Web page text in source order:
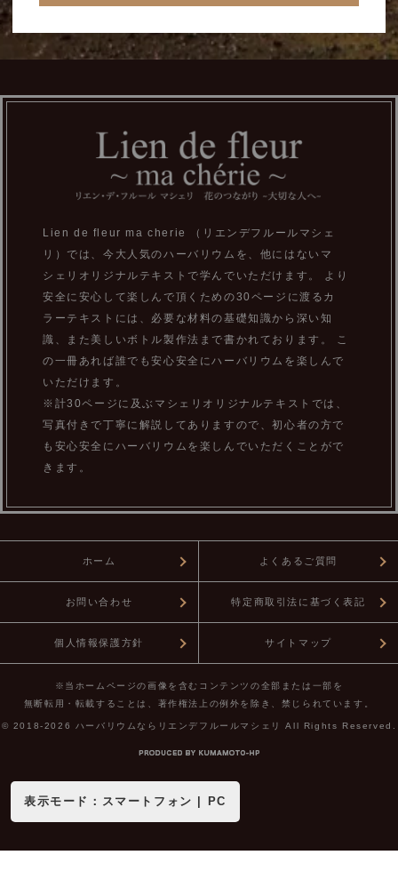
Lien de fleur ma cherie （リエンデフルールマシェ
リ）では、今大人気のハーバリウムを、他にはないマ
シェリオリジナルテキストで学んでいただけます。 より
安全に安心して楽しんで頂くための30ページに渡るカ
ラーテキストには、必要な材料の基礎知識から深い知
識、また美しいボトル製作法まで書かれております。 こ
の一冊あれば誰でも安心安全にハーバリウムを楽しんで
いただけます。
※計30ページに及ぶマシェリオリジナルテキストでは、
写真付きで丁寧に解説してありますので、初心者の方で
も安心安全にハーバリウムを楽しんでいただくことがで
きます。
ホーム よくあるご質問
お問い合わせ 特定商取引法に基づく表記
個人情報保護方針 サイトマップ
※当ホームページの画像を含むコンテンツの全部または一部を
無断転用・転載することは、著作権法上の例外を除き、禁じられています。
© 2018-2026 ハーバリウムならリエンデフルールマシェリ All Rights Reserved.
表示モード： スマートフォン PC